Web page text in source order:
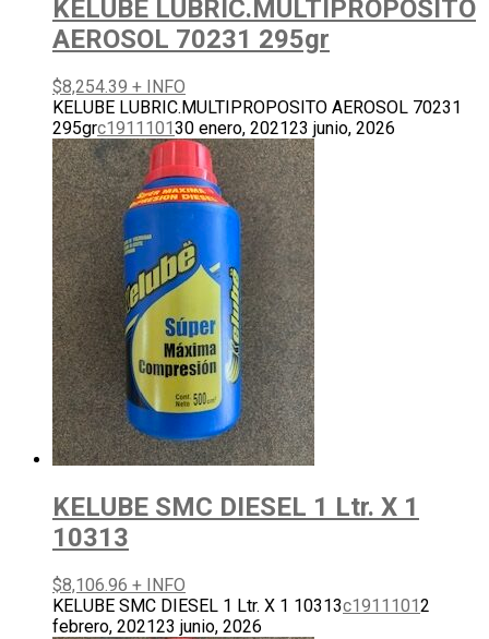
KELUBE LUBRIC.MULTIPROPOSITO
AEROSOL 70231 295gr
$8,254.39 + INFO
KELUBE LUBRIC.MULTIPROPOSITO AEROSOL 70231
295grc191110130 enero, 202123 junio, 2026
KELUBE SMC DIESEL 1 Ltr. X 1
10313
$8,106.96 + INFO
KELUBE SMC DIESEL 1 Ltr. X 1 10313c19111012
febrero, 202123 junio, 2026